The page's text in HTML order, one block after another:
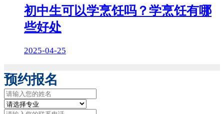
初中生可以学烹饪吗？学烹饪有哪
些好处
2025-04-25
预约报名